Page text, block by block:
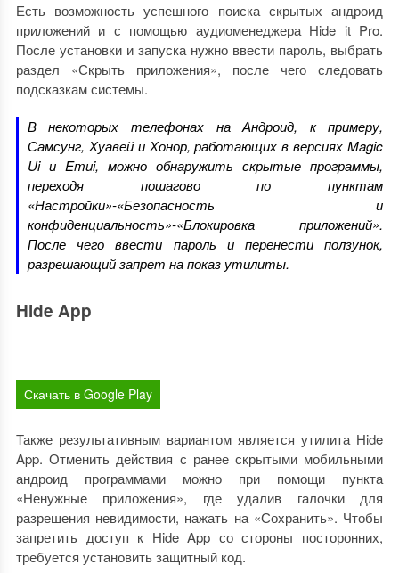
Есть возможность успешного поиска скрытых андроид
приложений и с помощью аудиоменеджера Hide it Pro.
После установки и запуска нужно ввести пароль, выбрать
раздел «Скрыть приложения», после чего следовать
подсказкам системы.
В некоторых телефонах на Андроид, к примеру,
Самсунг, Хуавей и Хонор, работающих в версиях Magic
Ui и Emui, можно обнаружить скрытые программы,
переходя пошагово по пунктам
«Настройки»-«Безопасность и
конфиденциальность»-«Блокировка приложений».
После чего ввести пароль и перенести ползунок,
разрешающий запрет на показ утилиты.
Hide App
Скачать в Google Play
Также результативным вариантом является утилита Hide
App. Отменить действия с ранее скрытыми мобильными
андроид программами можно при помощи пункта
«Ненужные приложения», где удалив галочки для
разрешения невидимости, нажать на «Сохранить». Чтобы
запретить доступ к Hide App со стороны посторонних,
требуется установить защитный код.